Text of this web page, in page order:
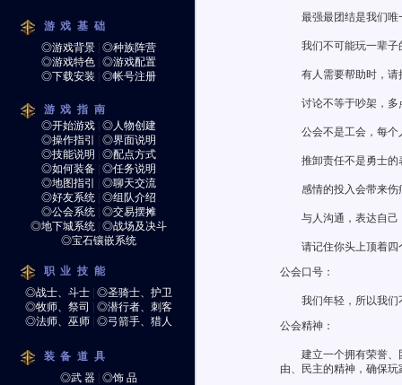
游戏基础
◎游戏背景 |◎种族阵营
◎游戏特色 |◎游戏配置
◎下载安装
|◎帐号注册
游戏指南
◎开始游戏 |◎人物创建
◎操作指引
|◎界面说明
◎技能说明
|◎配点方式
◎如何装备 |◎任务说明
◎地图指引
|◎聊天交流
◎好友系统 |◎组队介绍
◎公会系统 |◎交易摆摊
◎地下城系统 |◎战场及决斗
◎宝石镶嵌系统
职业技能
◎战士、斗士 |◎圣骑士、护卫
◎牧师、祭司
|◎潜行者、刺客
◎法师、巫师 |◎弓箭手、猎人
装备道具
◎武 器 |◎饰 品
最强最团结是我们唯
我们不可能玩一辈子
有人需要帮助时，请
讨论不等于吵架，多
公会不是工会，每个
推卸责任不是勇士的
感情的投入会带来伤
与人沟通，表达自己
请记住你头上顶着四
公会口号：
我们年轻，所以我们
公会精神：
建立一个拥有荣誉、
由、民主的精神，确保